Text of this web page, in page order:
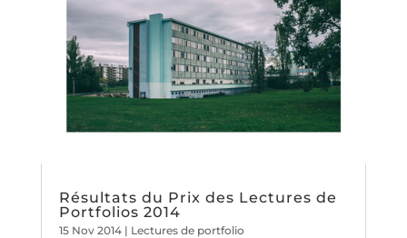
Résultats du Prix des Lectures de
Portfolios 2014
15 Nov 2014| Lectures de portfolio